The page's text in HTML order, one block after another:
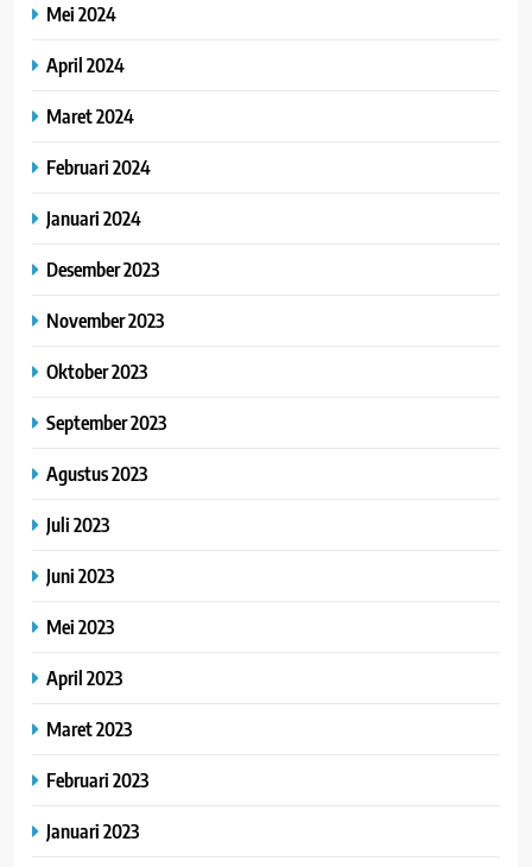
Mei 2024
April 2024
Maret 2024
Februari 2024
Januari 2024
Desember 2023
November 2023
Oktober 2023
September 2023
Agustus 2023
Juli 2023
Juni 2023
Mei 2023
April 2023
Maret 2023
Februari 2023
Januari 2023